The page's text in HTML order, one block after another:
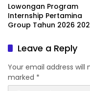
Lowongan Program
Internship Pertamina
Group Tahun 2026
Leave a Reply
Your email address will
marked *